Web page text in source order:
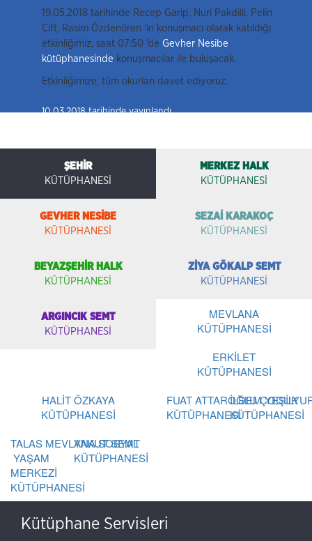
19.05.2018 tarihinde Recep Garip, Nuri Pakdilli, Pelin
Çift, Rasim Özdenören ‘in konuşmacı olarak katıldığı
etkinliğimiz, saat 07:50 ’de Gevher Nesibe
kütüphanesinde konuşmacılar ile buluşacak.
Etkinliğimize, tüm okurları davet ediyoruz.
10.03.2018 tarihinde yayınlandı.
ŞEHİR
KÜTÜPHANESİ
MERKEZ HALK
KÜTÜPHANESİ
GEVHER NESİBE
KÜTÜPHANESİ
SEZAİ KARAKOÇ
KÜTÜPHANESİ
BEYAZŞEHİR HALK
KÜTÜPHANESİ
ZİYA GÖKALP SEMT
KÜTÜPHANESİ
ARGINCIK SEMT
KÜTÜPHANESİ
MEVLANA
KÜTÜPHANESİ
ERKİLET
KÜTÜPHANESİ
HALİT ÖZKAYA
KÜTÜPHANESİ
FUAT ATTAROĞLU ÇOCUK
KÜTÜPHANESİ
İLDEM
KÜTÜPHANESİ
TALAS MEVLANA SOSYAL
YAŞAM
MERKEZİ
KÜTÜPHANESİ
YAKUT SEMT
KÜTÜPHANESİ
Kütüphane Servisleri